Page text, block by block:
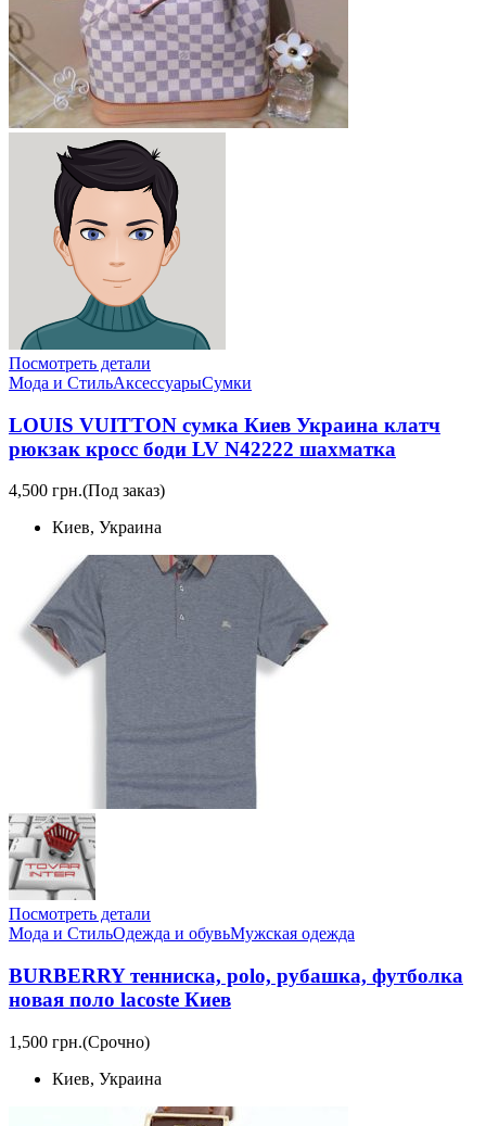
Посмотреть детали
Мода и СтильАксессуарыСумки
LOUIS VUITTON сумка Киев Украина клатч
рюкзак кросс боди LV N42222 шахматка
4,500 грн.(Под заказ)
Киев, Украина
Посмотреть детали
Мода и СтильОдежда и обувьМужская одежда
BURBERRY тенниска, polo, рубашка, футболка
новая поло lacoste Киев
1,500 грн.(Срочно)
Киев, Украина